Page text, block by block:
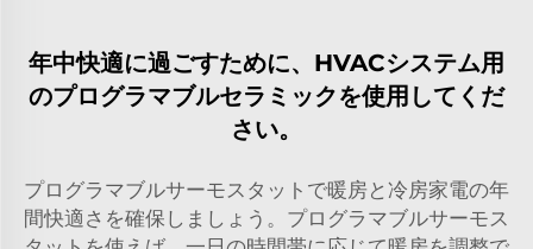
年中快適に過ごすために、HVACシステム用
のプログラマブルセラミックを使用してくだ
さい。
プログラマブルサーモスタットで暖房と冷房家電の年
間快適さを確保しましょう。プログラマブルサーモス